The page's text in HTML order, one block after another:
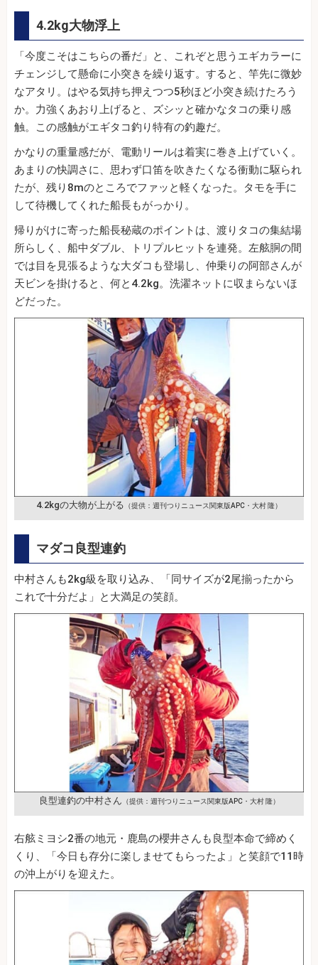
4.2kg大物浮上
「今度こそはこちらの番だ」と、これぞと思うエギカラーに
チェンジして懸命に小突きを繰り返す。すると、竿先に微妙
なアタリ。はやる気持ち押えつつ5秒ほど小突き続けたろう
か。力強くあおり上げると、ズシッと確かなタコの乗り感
触。この感触がエギタコ釣り特有の釣趣だ。
かなりの重量感だが、電動リールは着実に巻き上げていく。
あまりの快調さに、思わず口笛を吹きたくなる衝動に駆られ
たが、残り8mのところでファッと軽くなった。タモを手に
して待機してくれた船長もがっかり。
帰りがけに寄った船長秘蔵のポイントは、渡りタコの集結場
所らしく、船中ダブル、トリプルヒットを連発。左舷胴の間
では目を見張るような大ダコも登場し、仲乗りの阿部さんが
天ビンを掛けると、何と4.2kg。洗濯ネットに収まらないほ
どだった。
4.2kgの大物が上がる （提供：週刊つりニュース関東版APC・大村 隆）
マダコ良型連釣
中村さんも2kg級を取り込み、「同サイズが2尾揃ったから
これで十分だよ」と大満足の笑顔。
良型連釣の中村さん （提供：週刊つりニュース関東版APC・大村 隆）
右舷ミヨシ2番の地元・鹿島の櫻井さんも良型本命で締めく
くり、「今日も存分に楽しませてもらったよ」と笑顔で11時
の沖上がりを迎えた。